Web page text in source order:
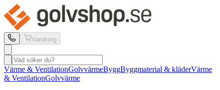
Varukorg
Värme & VentilationGolvvärmeByggByggmaterial & kläderVärme
& VentilationGolvvärme